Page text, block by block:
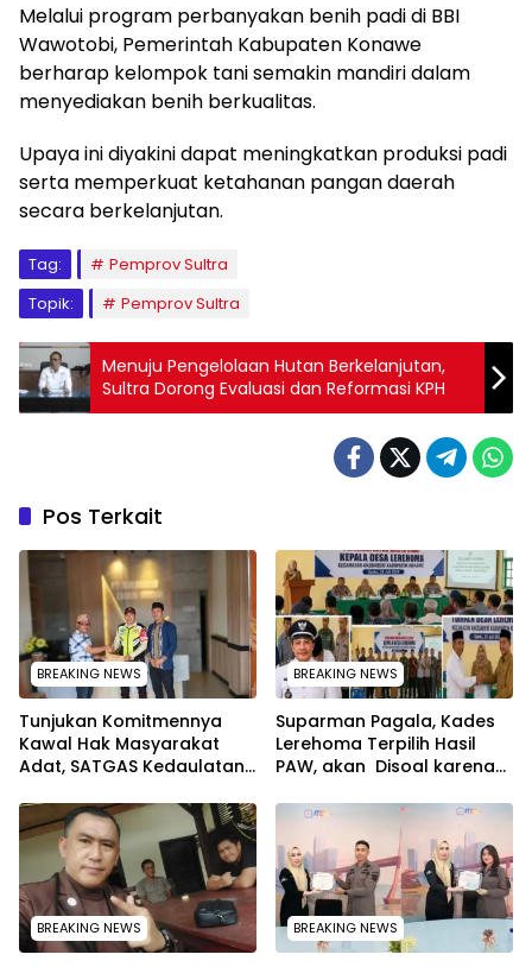
Melalui program perbanyakan benih padi di BBI
Wawotobi, Pemerintah Kabupaten Konawe
berharap kelompok tani semakin mandiri dalam
menyediakan benih berkualitas.
Upaya ini diyakini dapat meningkatkan produksi padi
serta memperkuat ketahanan pangan daerah
secara berkelanjutan.
Tag:
Pemprov Sultra
Topik:
Pemprov Sultra
Menuju Pengelolaan Hutan Berkelanjutan,
Sultra Dorong Evaluasi dan Reformasi KPH
Pos Terkait
BREAKING NEWS
Tunjukan Komitmennya
Kawal Hak Masyarakat
Adat, SATGAS Kedaulatan
Sultra Surati PT SCM Routa
BREAKING NEWS
Suparman Pagala, Kades
Lerehoma Terpilih Hasil
PAW, akan Disoal karena
Security di PT TPM
BREAKING NEWS BREAKING NEWS